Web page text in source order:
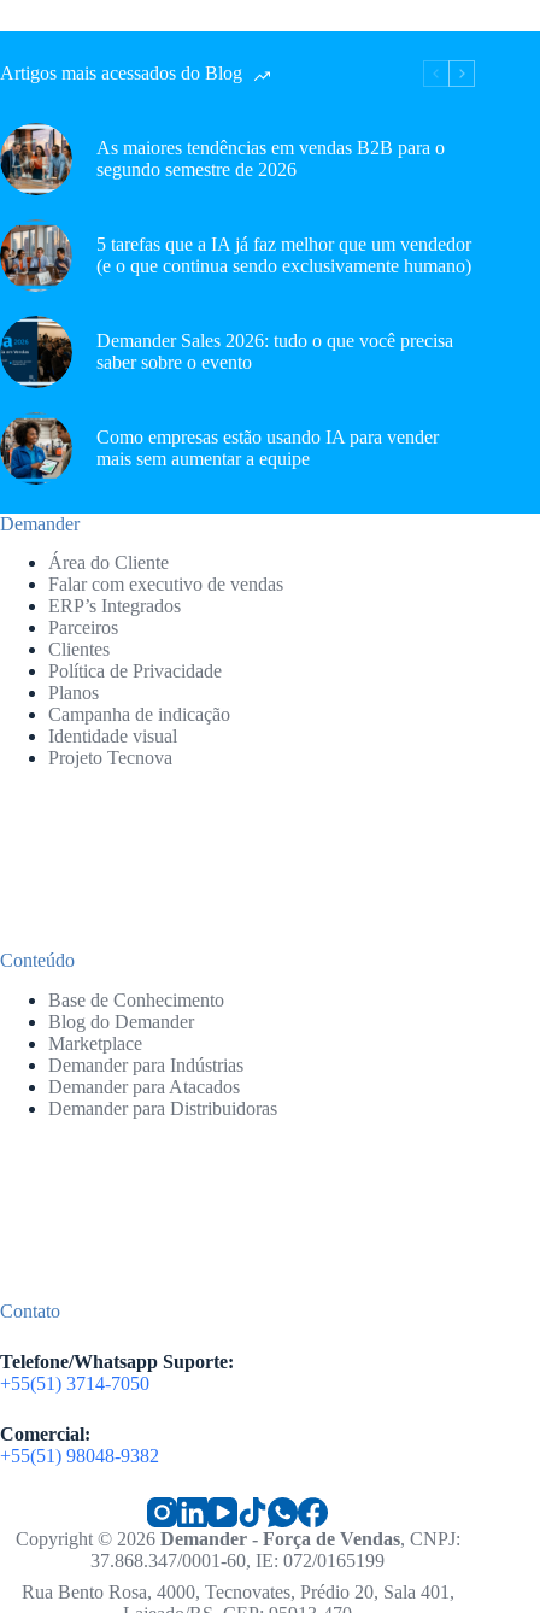
Artigos mais acessados do Blog
As maiores tendências em vendas B2B para o
segundo semestre de 2026
5 tarefas que a IA já faz melhor que um vendedor
(e o que continua sendo exclusivamente humano)
Demander Sales 2026: tudo o que você precisa
saber sobre o evento
Como empresas estão usando IA para vender
mais sem aumentar a equipe
Demander
Área do Cliente
Falar com executivo de vendas
ERP’s Integrados
Parceiros
Clientes
Política de Privacidade
Planos
Campanha de indicação
Identidade visual
Projeto Tecnova
Conteúdo
Base de Conhecimento
Blog do Demander
Marketplace
Demander para Indústrias
Demander para Atacados
Demander para Distribuidoras
Contato
Telefone/Whatsapp Suporte:
+55(51) 3714-7050
Comercial:
+55(51) 98048-9382
Copyright © 2026 Demander - Força de Vendas, CNPJ:
37.868.347/0001-60, IE: 072/0165199
Rua Bento Rosa, 4000, Tecnovates, Prédio 20, Sala 401,